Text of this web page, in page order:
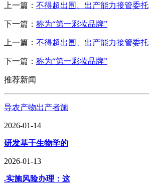
上一篇： 不得超出围、出产能力接管委托
下一篇： 称为“第一彩妆品牌”
上一篇： 不得超出围、出产能力接管委托
下一篇： 称为“第一彩妆品牌”
推荐新闻
导农产物出产者施
2026-01-14
研发基于生物学的
2026-01-13
.实施风险办理：这